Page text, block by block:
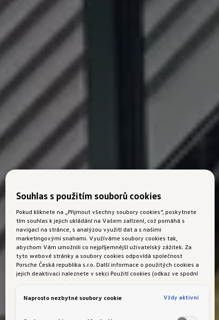
Souhlas s použitím souborů cookies
Pokud kliknete na „Přijmout všechny soubory cookies“, poskytnete
tím souhlas k jejich ukládání na Vašem zařízení, což pomáhá s
navigací na stránce, s analýzou využití dat a s našimi
marketingovými snahami. Využíváme soubory cookies tak,
abychom Vám umožnili co nejpříjemnější uživatelský zážitek. Za
tyto webové stránky a soubory cookies odpovídá společnost
Porsche Česká republika s.r.o. Další informace o použitých cookies a
jejich deaktivaci naleznete v sekci Použití cookies (odkaz ve spodní
části této stránky).
Naprosto nezbytné soubory cookie Vždy aktivní